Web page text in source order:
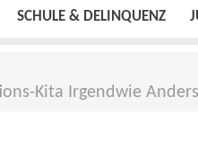
SCHULE & DELINQUENZ
Kita Irgendwie Anders